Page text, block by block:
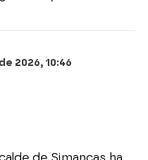
2026, 10:46